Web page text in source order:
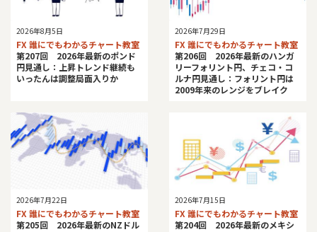
2026年8月5日
FX 誰にでもわかるチャート教室
第207回 2026年最新のポンド
円見通し：上昇トレンド継続も
いったんは調整局面入りか
2026年7月29日
FX 誰にでもわかるチャート教室
第206回 2026年最新のハンガ
リーフォリント円、チェコ・コ
ルナ円見通し：フォリント円は
2009年来のレンジをブレイク
2026年7月22日
FX 誰にでもわかるチャート教室
第205回 2026年最新のNZドル
2026年7月15日
FX 誰にでもわかるチャート教室
第204回 2026年最新のメキシ